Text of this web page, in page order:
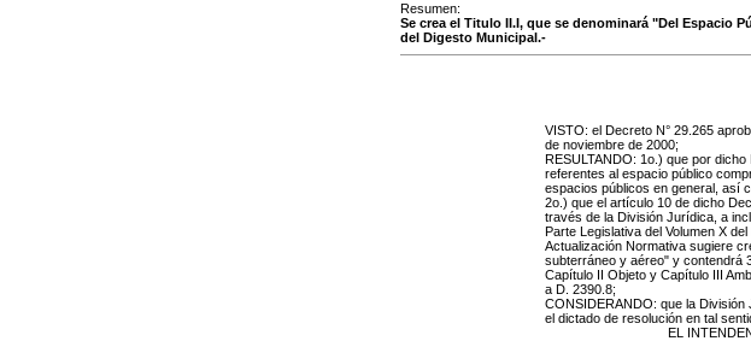
Resumen:
Se crea el Titulo II.I, que se denominará "Del Espacio
del Digesto Municipal.-
VISTO: el Decreto N° 29.265
de noviembre de 2000;
RESULTANDO: 1o.) que por
referentes al espacio público
espacios públicos en general, así
2o.) que el artículo 10 de dicho
través de la División Jurídica, a
Parte Legislativa del Volumen X
Actualización Normativa sugiere
subterráneo y aéreo" y contendrá
Capítulo II Objeto y Capítulo III
a D. 2390.8;
CONSIDERANDO: que la
el dictado de resolución en tal
EL